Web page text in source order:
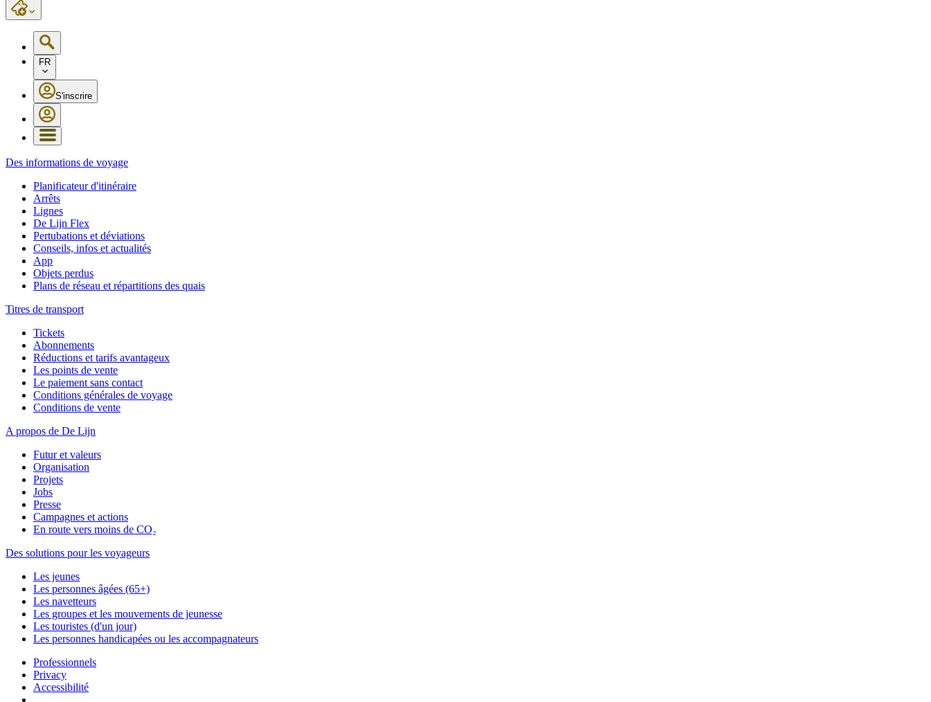
FR
S'inscrire
Des informations de voyage
Planificateur d'itinéraire
Arrêts
Lignes
De Lijn Flex
Pertubations et déviations
Conseils, infos et actualités
App
Objets perdus
Plans de réseau et répartitions des quais
Titres de transport
Tickets
Abonnements
Réductions et tarifs avantageux
Les points de vente
Le paiement sans contact
Conditions générales de voyage
Conditions de vente
A propos de De Lijn
Futur et valeurs
Organisation
Projets
Jobs
Presse
Campagnes et actions
En route vers moins de CO₂
Des solutions pour les voyageurs
Les jeunes
Les personnes âgées (65+)
Les navetteurs
Les groupes et les mouvements de jeunesse
Les touristes (d'un jour)
Les personnes handicapées ou les accompagnateurs
Professionnels
Privacy
Accessibilité